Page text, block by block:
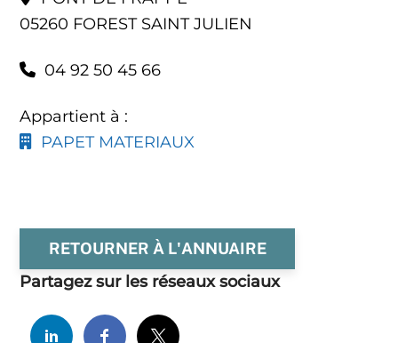
05260 FOREST SAINT JULIEN
04 92 50 45 66
Appartient à :
PAPET MATERIAUX
RETOURNER À L'ANNUAIRE
Partagez sur les réseaux sociaux